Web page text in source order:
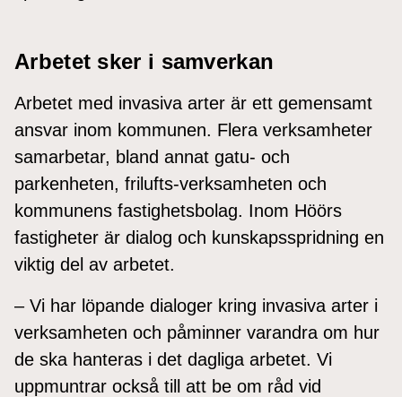
Arbetet sker i samverkan
Arbetet med invasiva arter är ett gemensamt
ansvar inom kommunen. Flera verksamheter
samarbetar, bland annat gatu- och
parkenheten, frilufts-verksamheten och
kommunens fastighetsbolag. Inom Höörs
fastigheter är dialog och kunskapsspridning en
viktig del av arbetet.
– Vi har löpande dialoger kring invasiva arter i
verksamheten och påminner varandra om hur
de ska hanteras i det dagliga arbetet. Vi
uppmuntrar också till att be om råd vid